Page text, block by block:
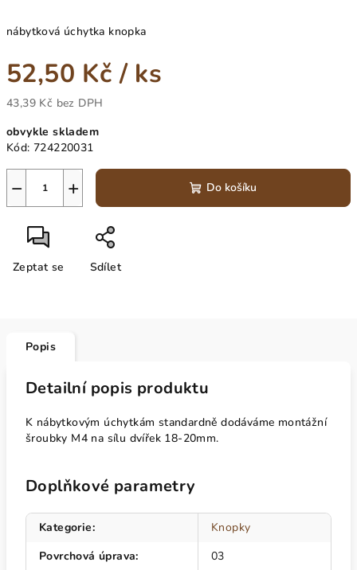
nábytková úchytka knopka
52,50 Kč/ ks
43,39 Kč bez DPH
cena:
obvykle skladem
Kód: 724220031
+
− Do košíku
Zeptat se Sdílet
Popis
Detailní popis produktu
K nábytkovým úchytkám standardně dodáváme montážní
šroubky M4 na sílu dvířek 18-20mm.
Doplňkové parametry
Kategorie:
Knopky
Povrchová úprava:
03